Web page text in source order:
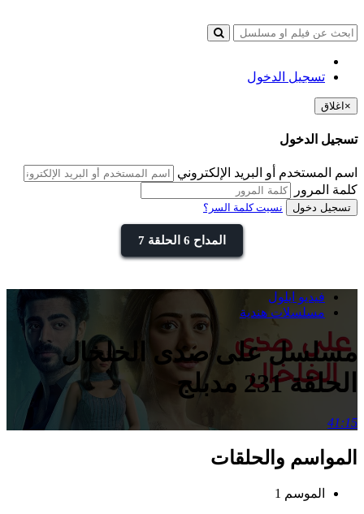
تسجيل الدخول
× اغلاق
تسجيل الدخول
اسم المستخدم أو البريد الإلكتروني
كلمة المرور
تسجيل دخول نسيت كلمة السر؟
المداح 6 الحلقة 7
فيديو ايلول
مسلسلات هندية
مسلسل على صدى الخلخال
الحلقة 231 مدبلج
41:15
المواسم والحلقات
الموسم 1